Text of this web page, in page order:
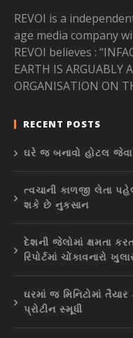
REVOI is a
age media company
REVOI believes :
EARTH IS ARGUABLY
ORGANISATION ON
RECENT POSTS
ઘરે જ બનાવો હોટલ જેવા
ત્વચાની કાળજી લેતા
શકે છે નુકસાન
દેશની જેલોમાં ક્ષમતા
રિપોર્ટમાં ચોંકાવનારો
ઘરમાં જ મિનિટોમાં
પ્રોટીન સ્મૂધી